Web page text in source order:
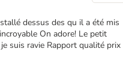
dessus des qu il a été mis
On adore! Le petit
suis ravie Rapport qualité prix